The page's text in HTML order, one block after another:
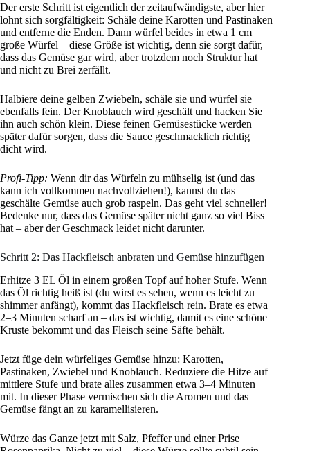
Der erste Schritt ist eigentlich der zeitaufwändigste, aber hier
lohnt sich sorgfältigkeit: Schäle deine Karotten und Pastinaken
und entferne die Enden. Dann würfel beides in etwa 1 cm
große Würfel – diese Größe ist wichtig, denn sie sorgt dafür,
dass das Gemüse gar wird, aber trotzdem noch Struktur hat
und nicht zu Brei zerfällt.
Halbiere deine gelben Zwiebeln, schäle sie und würfel sie
ebenfalls fein. Der Knoblauch wird geschält und hacken Sie
ihn auch schön klein. Diese feinen Gemüsestücke werden
später dafür sorgen, dass die Sauce geschmacklich richtig
dicht wird.
Profi-Tipp: Wenn dir das Würfeln zu mühselig ist (und das
kann ich vollkommen nachvollziehen!), kannst du das
geschälte Gemüse auch grob raspeln. Das geht viel schneller!
Bedenke nur, dass das Gemüse später nicht ganz so viel Biss
hat – aber der Geschmack leidet nicht darunter.
Schritt 2: Das Hackfleisch anbraten und Gemüse hinzufügen
Erhitze 3 EL Öl in einem großen Topf auf hoher Stufe. Wenn
das Öl richtig heiß ist (du wirst es sehen, wenn es leicht zu
shimmer anfängt), kommt das Hackfleisch rein. Brate es etwa
2–3 Minuten scharf an – das ist wichtig, damit es eine schöne
Kruste bekommt und das Fleisch seine Säfte behält.
Jetzt füge dein würfeliges Gemüse hinzu: Karotten,
Pastinaken, Zwiebel und Knoblauch. Reduziere die Hitze auf
mittlere Stufe und brate alles zusammen etwa 3–4 Minuten
mit. In dieser Phase vermischen sich die Aromen und das
Gemüse fängt an zu karamellisieren.
Würze das Ganze jetzt mit Salz, Pfeffer und einer Prise